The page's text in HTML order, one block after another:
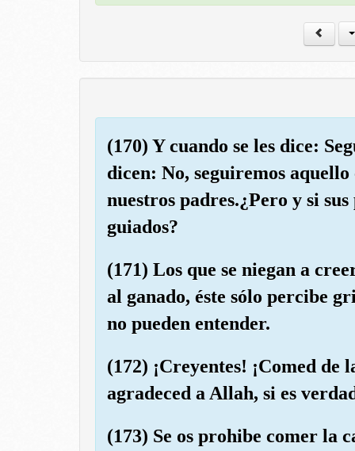
(170) Y cuando se les dice:
dicen: No, seguiremos
nuestros padres.¿Pero y si
guiados?
(171) Los que se niegan a
al ganado, éste sólo percibe
no pueden entender.
(172) ¡Creyentes! ¡Comed de
agradeced a Allah, si es
(173) Se os prohibe comer la